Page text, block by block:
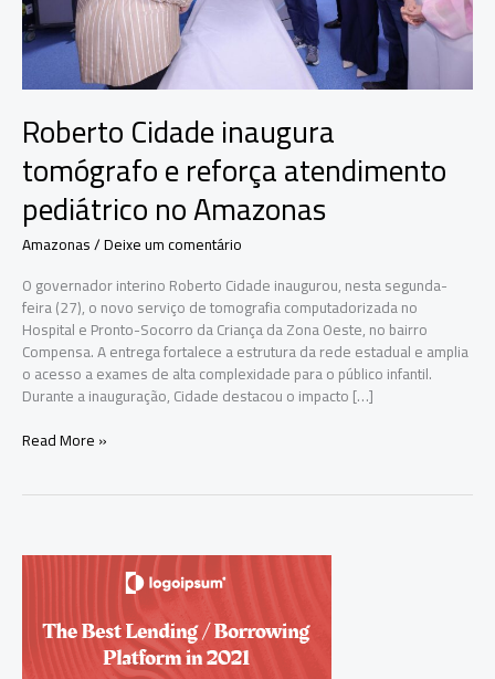
Roberto Cidade inaugura
tomógrafo e reforça atendimento
pediátrico no Amazonas
Amazonas/Deixe um comentário
O governador interino Roberto Cidade inaugurou, nesta segunda-
feira (27), o novo serviço de tomografia computadorizada no
Hospital e Pronto-Socorro da Criança da Zona Oeste, no bairro
Compensa. A entrega fortalece a estrutura da rede estadual e amplia
o acesso a exames de alta complexidade para o público infantil.
Durante a inauguração, Cidade destacou o impacto […]
Roberto
reforça
Amazonas
Read More »